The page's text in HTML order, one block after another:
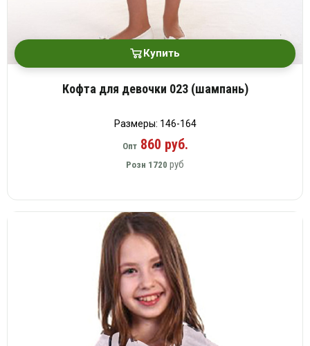
Купить
Кофта для девочки 023 (шампань)
Размеры: 146-164
Опт860 руб.
Розн 1720 руб